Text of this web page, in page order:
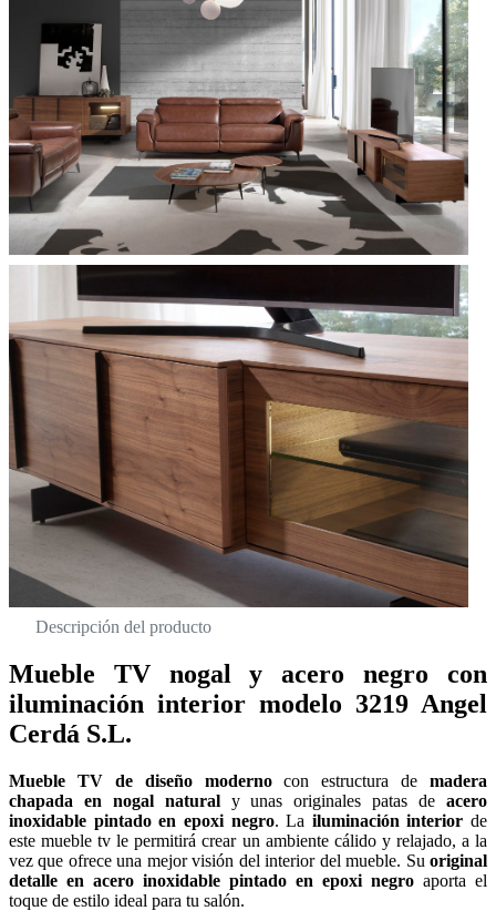
Descripción del producto
Mueble TV nogal y acero negro con
iluminación interior modelo 3219 Angel
Cerdá S.L.
Mueble TV de diseño modernocon estructura de madera
chapada en nogal naturaly unas originales patas deacero
inoxidable pintado en epoxi negro. La iluminación interior de
este mueble tv le permitirá crear un ambiente cálido y relajado, a la
vez que ofrece una mejor visión del interior del mueble. Su original
detalle en acero inoxidable pintado en epoxi negro aporta el
toque de estilo ideal para tu salón.